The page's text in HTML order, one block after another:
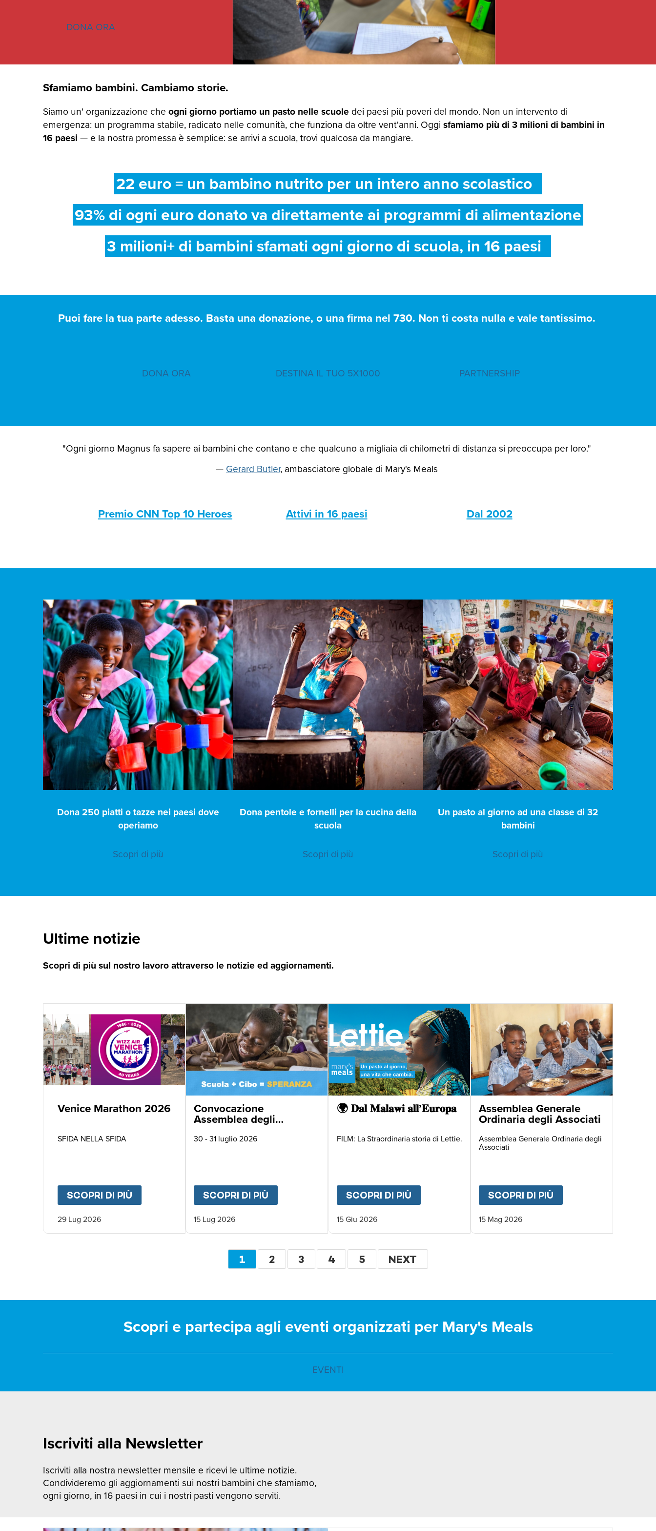
DONA ORA
Sfamiamo bambini. Cambiamo storie.
Siamo un' organizzazione che ogni giorno portiamo un pasto nelle scuole dei paesi più poveri del mondo. Non un intervento di
emergenza: un programma stabile, radicato nelle comunità, che funziona da oltre vent'anni. Oggi sfamiamo più di 3 milioni di bambini in
16 paesi — e la nostra promessa è semplice: se arrivi a scuola, trovi qualcosa da mangiare.
22 euro = un bambino nutrito per un intero anno scolastico
93% di ogni euro donato va direttamente ai programmi di alimentazione
3 milioni+ di bambini sfamati ogni giorno di scuola, in 16 paesi
Puoi fare la tua parte adesso. Basta una donazione, o una firma nel 730. Non ti costa nulla e vale tantissimo.
DONA ORA DESTINA IL TUO 5X1000 PARTNERSHIP
"Ogni giorno Magnus fa sapere ai bambini che contano e che qualcuno a migliaia di chilometri di distanza si preoccupa per loro."
— Gerard Butler, ambasciatore globale di Mary's Meals
Premio CNN Top 10 Heroes Attivi in 16 paesi Dal 2002
Dona 250 piatti o tazze nei paesi dove
operiamo
Scopri di più
Dona pentole e fornelli per la cucina della
scuola
Scopri di più
Un pasto al giorno ad una classe di 32
bambini
Scopri di più
Ultime notizie
Scopri di più sul nostro lavoro attraverso le notizie ed aggiornamenti.
Venice Marathon 2026
SFIDA NELLA SFIDA
SCOPRI DI PIÙ VENICE MARATHON 2026
29 Lug 2026
Convocazione
Assemblea degli
30 - 31 luglio 2026
SCOPRI DI PIÙ CONVOCAZIONE ASSEMBLEA DEGLI ASSOCIATI
15 Lug 2026
🌍 𝐃𝐚𝐥 𝐌𝐚𝐥𝐚𝐰𝐢 𝐚𝐥𝐥’𝐄𝐮𝐫𝐨𝐩𝐚
FILM: La Straordinaria storia di Lettie.
SCOPRI DI PIÙ 🌍 𝐃𝐚𝐥 𝐌𝐚𝐥𝐚𝐰𝐢 𝐚𝐥𝐥’𝐄𝐮𝐫𝐨𝐩𝐚
15 Giu 2026
Assemblea Generale
Ordinaria degli Associati
Assemblea Generale Ordinaria degli
Associati
SCOPRI DI PIÙ
15 Mag 2026
Paginazione
PAGINA
1 PAGINA
2 PAGINA
3 PAGINA
4 PAGINA
5
PAGINA
NEXT
Scopri e partecipa agli eventi organizzati per Mary's Meals
EVENTI
Iscriviti alla Newsletter
Iscriviti alla nostra newsletter mensile e ricevi le ultime notizie.
Condivideremo gli aggiornamenti sui nostri bambini che sfamiamo,
ogni giorno, in 16 paesi in cui i nostri pasti vengono serviti.